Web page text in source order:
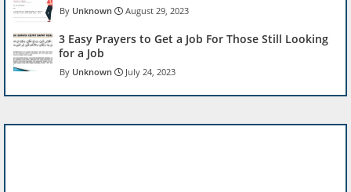
Unknown August 29, 2023
3 Easy Prayers to Get a Job For Those Still Looking
for a Job
Unknown July 24, 2023